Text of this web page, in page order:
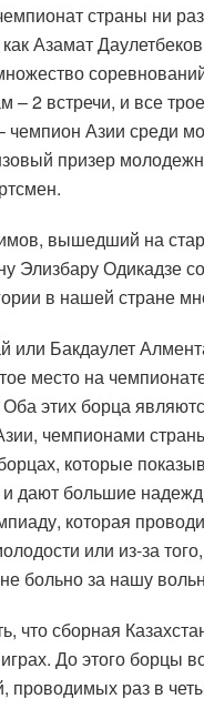
страны ни
как Азамат
– 2 встречи, и все
чемпион Азии среди
призер
вышедший на
Элизбару Одикадзе
в нашей стране
или Бакдаулет
место на
Оба этих борца
чемпионами
которые
дают большие
которая
или из-за
больно за нашу
что сборная
До этого борцы
проводимых раз в